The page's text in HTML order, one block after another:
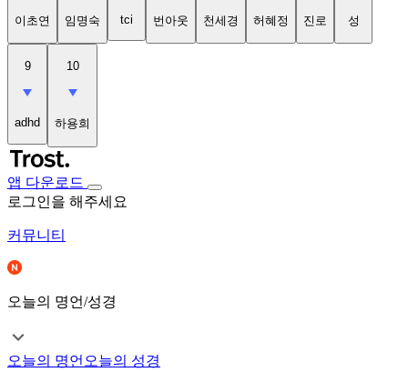
이초연 임명숙 tci 번아웃 천세경 허혜정 진로 성
9
adhd
10
하용희
앱 다운로드
로그인을 해주세요
커뮤니티
오늘의 명언/성경
오늘의 명언 오늘의 성경